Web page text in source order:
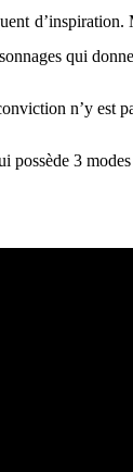
qui
n’y est
possède 3